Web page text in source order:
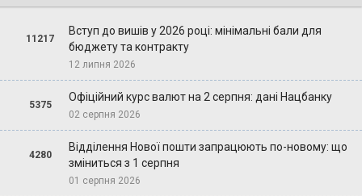
11217
Вступ до вишів у 2026 році: мінімальні бали для
бюджету та контракту
12 липня 2026
5375
Офіційний курс валют на 2 серпня: дані Нацбанку
02 серпня 2026
4280
Відділення Нової пошти запрацюють по-новому: що
зміниться з 1 серпня
01 серпня 2026